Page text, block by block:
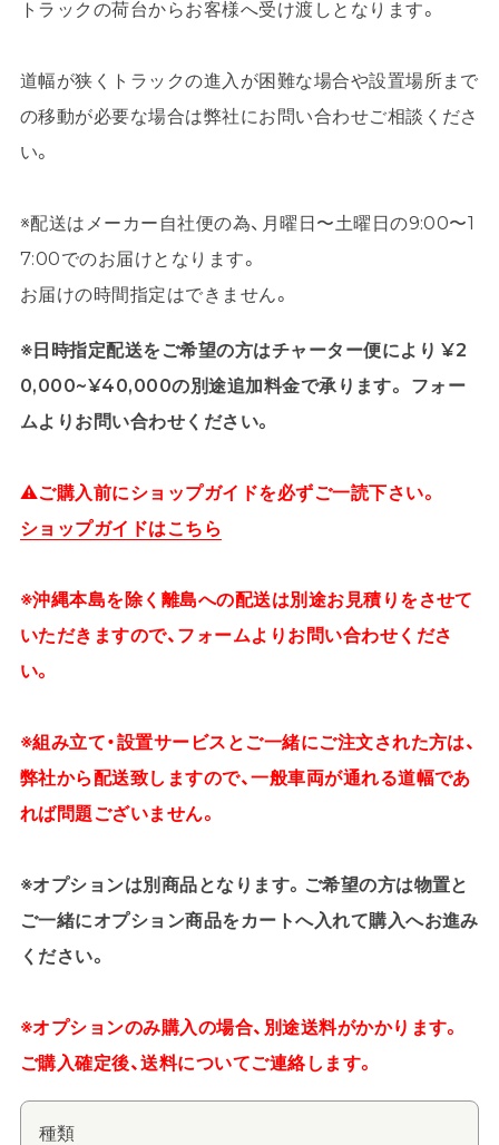
トラックの荷台からお客様へ受け渡しとなります。
道幅が狭くトラックの進入が困難な場合や設置場所まで
の移動が必要な場合は弊社にお問い合わせご相談くださ
い。
※配送はメーカー自社便の為、月曜日〜土曜日の9:00〜1
7:00でのお届けとなります。
お届けの時間指定はできません。
※日時指定配送をご希望の方はチャーター便により ¥2
0,000~¥40,000の別途追加料金で承ります。 フォー
ムよりお問い合わせください。
⚠ご購入前にショップガイドを必ずご一読下さい。
ショップガイドはこちら
※沖縄本島を除く離島への配送は別途お見積りをさせて
いただきますので、フォームよりお問い合わせくださ
い。
※組み立て・設置サービスとご一緒にご注文された方は、
弊社から配送致しますので、一般車両が通れる道幅であ
れば問題ございません。
※オプションは別商品となります。ご希望の方は物置と
ご一緒にオプション商品をカートへ入れて購入へお進み
ください。
※オプションのみ購入の場合、別途送料がかかります。
ご購入確定後、送料についてご連絡します。
種類